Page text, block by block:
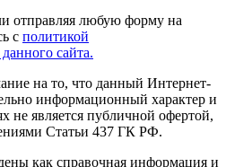
отправляя любую форму на
с политикой
сайта.
на то, что данный Интернет-
информационный характер и
не является публичной офертой,
Статьи 437 ГК РФ.
как справочная информация и